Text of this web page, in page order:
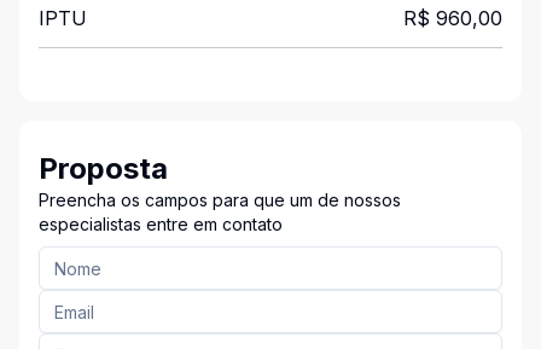
IPTU R$ 960,00
Proposta
Preencha os campos para que um de nossos
especialistas entre em contato